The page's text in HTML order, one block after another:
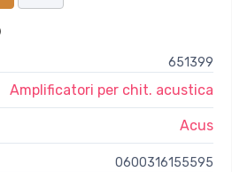
651399
Amplificatori per chit. acustica
Acus
0600316155595